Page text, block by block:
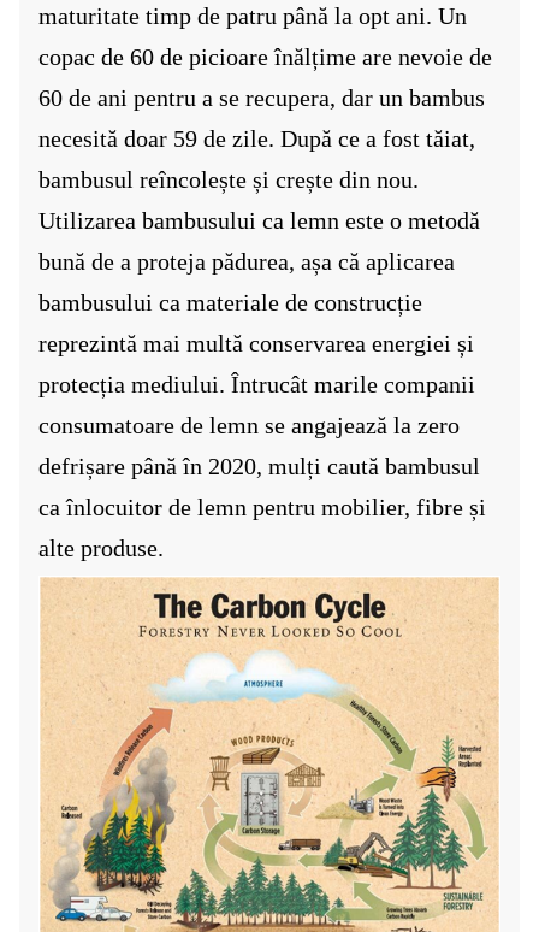
maturitate timp de patru până la opt ani. Un
copac de 60 de picioare înălțime are nevoie de
60 de ani pentru a se recupera, dar un bambus
necesită doar 59 de zile. După ce a fost tăiat,
bambusul reîncolește și crește din nou.
Utilizarea bambusului ca lemn este o metodă
bună de a proteja pădurea, așa că aplicarea
bambusului ca materiale de construcție
reprezintă mai multă conservarea energiei și
protecția mediului. Întrucât marile companii
consumatoare de lemn se angajează la zero
defrișare până în 2020, mulți caută bambusul
ca înlocuitor de lemn pentru mobilier, fibre și
alte produse.